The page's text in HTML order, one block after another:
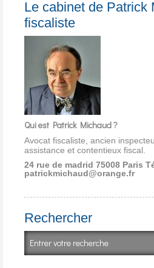
Le cabinet de Patrick
fiscaliste
Qui est Patrick Michaud ?
Avocat fiscaliste, ancien
assistance et contentieux fiscal.
24 rue de madrid 75008 Paris
patrickmichaud@orange.fr
Rechercher